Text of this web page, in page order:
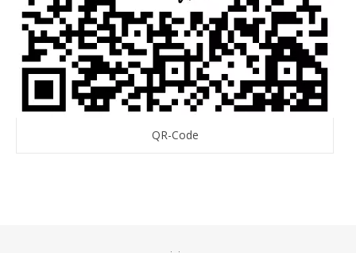
QR-Code